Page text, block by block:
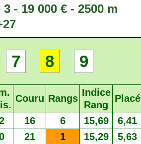
- 19 000 € - 2500 m
7 8 9
Couru Rangs
Indice
Rang
Placé
16 6 15,69 6,41
21 1 15,29 5,63